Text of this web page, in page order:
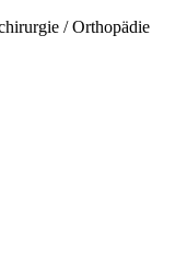
/ Orthopädie